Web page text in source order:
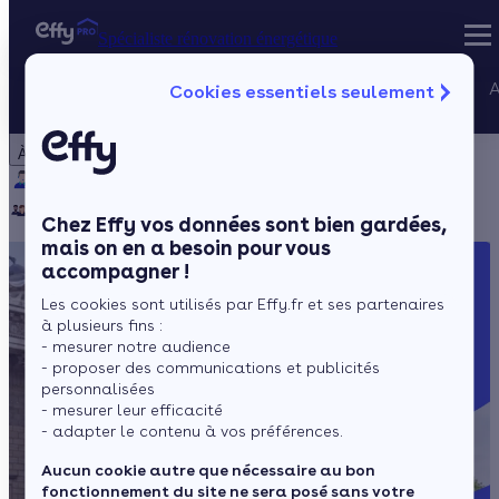
Cookies essentiels seulement
Chez Effy vos données sont bien gardées,
mais on en a besoin pour vous
accompagner !
Les cookies sont utilisés par Effy.fr et ses partenaires
à plusieurs fins :
- mesurer notre audience
- proposer des communications et publicités
personnalisées
- mesurer leur efficacité
- adapter le contenu à vos préférences.
Aucun cookie autre que nécessaire au bon
fonctionnement du site ne sera posé sans votre
À propos
Notre équipe
Rejoignez-nous Presse
Spécialiste rénovation énergétique Nos services
Spécialiste rénovation énergétique